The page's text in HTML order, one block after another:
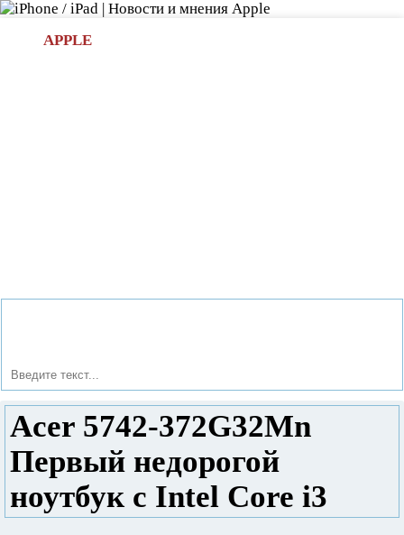
APPLE
Acer 5742-372G32Mn
Первый недорогой
ноутбук с Intel Core i3